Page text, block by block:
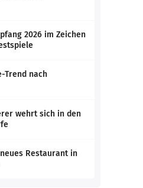
2026 im Zeichen
Trend nach
wehrt sich in den
Restaurant in